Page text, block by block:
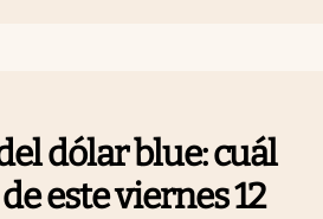
dólar blue: cuál
este viernes 12